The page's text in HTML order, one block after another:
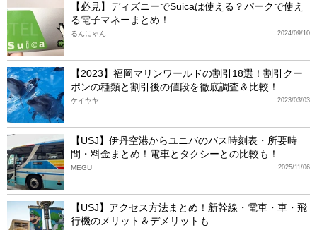
【必見】ディズニーでSuicaは使える？パークで使え
る電子マネーまとめ！
2024/09/10
るんにゃん
【2023】福岡マリンワールドの割引18選！割引クー
ポンの種類と割引後の値段を徹底調査＆比較！
2023/03/03
ケイヤヤ
【USJ】伊丹空港からユニバのバス時刻表・所要時
間・料金まとめ！電車とタクシーとの比較も！
2025/11/06
MEGU
【USJ】アクセス方法まとめ！新幹線・電車・車・飛
行機のメリット＆デメリットも